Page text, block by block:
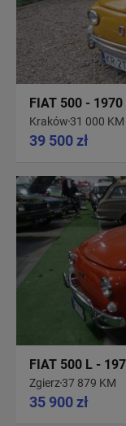
FIAT 500 - 1970
Kraków 31 000 KM
39 500 zł
FIAT 500 L -
Zgierz37 879 KM
35 900 zł